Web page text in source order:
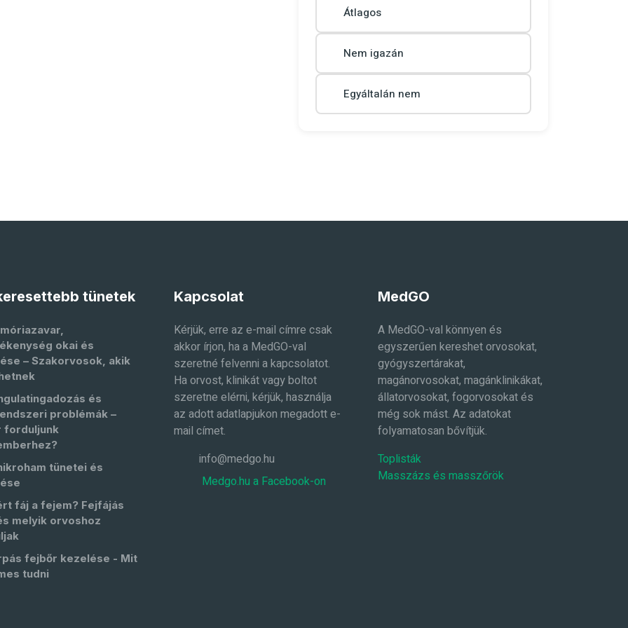
Átlagos
Nem igazán
Egyáltalán nem
tünetek
okai és
– Szakorvosok, akik
és
problémák –
forduljunk
tünetei és
fáj a fejem? Fejfájás
melyik orvoshoz
fejbőr kezelése - Mit
tudni
Kapcsolat
Kérjük, erre az e-mail címre csak
akkor írjon, ha a MedGO-val
szeretné felvenni a kapcsolatot.
Ha orvost, klinikát vagy boltot
szeretne elérni, kérjük, használja
az adott adatlapjukon megadott e-
mail címet.
info@medgo.hu
Medgo.hu a Facebook-on
MedGO
A MedGO-val könnyen és
egyszerűen kereshet orvosokat,
gyógyszertárakat,
magánorvosokat, magánklinikákat,
állatorvosokat, fogorvosokat és
még sok mást. Az adatokat
folyamatosan bővítjük.
Toplisták
Masszázs és masszőrök